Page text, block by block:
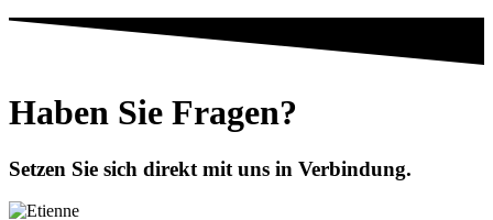
Haben Sie Fragen?
Setzen Sie sich direkt mit uns in Verbindung.